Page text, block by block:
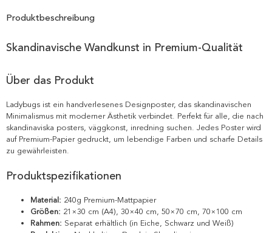
Produktbeschreibung
Skandinavische Wandkunst in Premium-Qualität
Über das Produkt
Ladybugs ist ein handverlesenes Designposter, das skandinavischen
Minimalismus mit moderner Ästhetik verbindet. Perfekt für alle, die nach
skandinaviska posters, väggkonst, inredning suchen. Jedes Poster wird
auf Premium-Papier gedruckt, um lebendige Farben und scharfe Details
zu gewährleisten.
Produktspezifikationen
Material: 240g Premium-Mattpapier
Größen: 21×30 cm (A4), 30×40 cm, 50×70 cm, 70×100 cm
Rahmen: Separat erhältlich (in Eiche, Schwarz und Weiß)